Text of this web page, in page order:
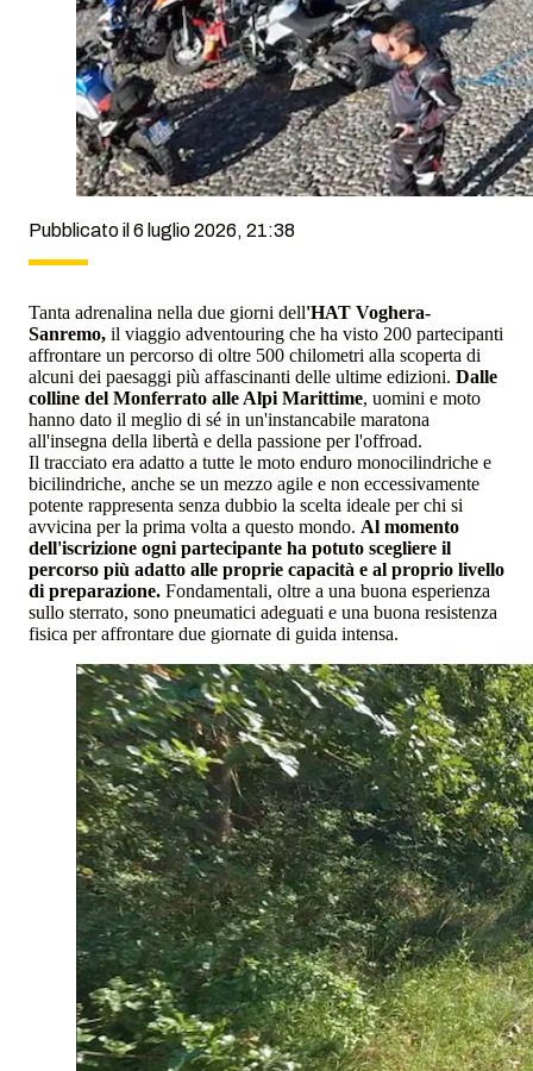
Pubblicato il 6 luglio 2026, 21:38
Tanta adrenalina nella due giorni dell'HAT Voghera-
Sanremo, il viaggio adventouring che ha visto 200 partecipanti
affrontare un percorso di oltre 500 chilometri alla scoperta di
alcuni dei paesaggi più affascinanti delle ultime edizioni. Dalle
colline del Monferrato alle Alpi Marittime, uomini e moto
hanno dato il meglio di sé in un'instancabile maratona
all'insegna della libertà e della passione per l'offroad.
Il tracciato era adatto a tutte le moto enduro monocilindriche e
bicilindriche, anche se un mezzo agile e non eccessivamente
potente rappresenta senza dubbio la scelta ideale per chi si
avvicina per la prima volta a questo mondo. Al momento
dell'iscrizione ogni partecipante ha potuto scegliere il
percorso più adatto alle proprie capacità e al proprio livello
di preparazione. Fondamentali, oltre a una buona esperienza
sullo sterrato, sono pneumatici adeguati e una buona resistenza
fisica per affrontare due giornate di guida intensa.